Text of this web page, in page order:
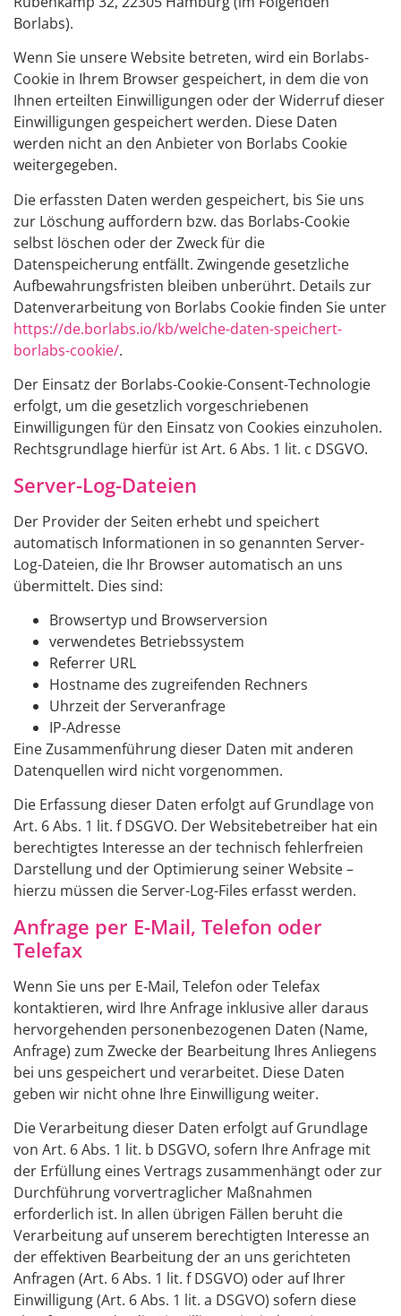
Borlabs).
Wenn Sie unsere Website betreten, wird ein Borlabs-
Cookie in Ihrem Browser gespeichert, in dem die von
Ihnen erteilten Einwilligungen oder der Widerruf dieser
Einwilligungen gespeichert werden. Diese Daten
werden nicht an den Anbieter von Borlabs Cookie
weitergegeben.
Die erfassten Daten werden gespeichert, bis Sie uns
zur Löschung auffordern bzw. das Borlabs-Cookie
selbst löschen oder der Zweck für die
Datenspeicherung entfällt. Zwingende gesetzliche
Aufbewahrungsfristen bleiben unberührt. Details zur
Datenverarbeitung von Borlabs Cookie finden Sie unter
https://de.borlabs.io/kb/welche-daten-speichert-
borlabs-cookie/.
Der Einsatz der Borlabs-Cookie-Consent-Technologie
erfolgt, um die gesetzlich vorgeschriebenen
Einwilligungen für den Einsatz von Cookies einzuholen.
Rechtsgrundlage hierfür ist Art. 6 Abs. 1 lit. c DSGVO.
Server-Log-Dateien
Der Provider der Seiten erhebt und speichert
automatisch Informationen in so genannten Server-
Log-Dateien, die Ihr Browser automatisch an uns
übermittelt. Dies sind:
Browsertyp und Browserversion
verwendetes Betriebssystem
Referrer URL
Hostname des zugreifenden Rechners
Uhrzeit der Serveranfrage
IP-Adresse
Eine Zusammenführung dieser Daten mit anderen
Datenquellen wird nicht vorgenommen.
Die Erfassung dieser Daten erfolgt auf Grundlage von
Art. 6 Abs. 1 lit. f DSGVO. Der Websitebetreiber hat ein
berechtigtes Interesse an der technisch fehlerfreien
Darstellung und der Optimierung seiner Website –
hierzu müssen die Server-Log-Files erfasst werden.
Anfrage per E-Mail, Telefon oder
Telefax
Wenn Sie uns per E-Mail, Telefon oder Telefax
kontaktieren, wird Ihre Anfrage inklusive aller daraus
hervorgehenden personenbezogenen Daten (Name,
Anfrage) zum Zwecke der Bearbeitung Ihres Anliegens
bei uns gespeichert und verarbeitet. Diese Daten
geben wir nicht ohne Ihre Einwilligung weiter.
Die Verarbeitung dieser Daten erfolgt auf Grundlage
von Art. 6 Abs. 1 lit. b DSGVO, sofern Ihre Anfrage mit
der Erfüllung eines Vertrags zusammenhängt oder zur
Durchführung vorvertraglicher Maßnahmen
erforderlich ist. In allen übrigen Fällen beruht die
Verarbeitung auf unserem berechtigten Interesse an
der effektiven Bearbeitung der an uns gerichteten
Anfragen (Art. 6 Abs. 1 lit. f DSGVO) oder auf Ihrer
Einwilligung (Art. 6 Abs. 1 lit. a DSGVO) sofern diese